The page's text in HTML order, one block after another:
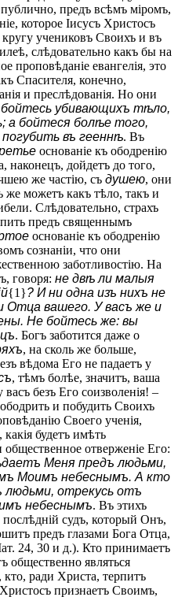
предъ всѣмъ міромъ,
которое Іисусъ Христосъ
учениковъ Своихъ и въ
слѣдовательно какъ бы на
проповѣданіе евангелія, это
Спасителя, конечно,
и преслѣдованія. Но они
бойтесь убивающихъ тѣло,
а бойтеся болѣе того,
въ гееннѣ. Въ
основаніе къ ободренію
наконецъ, дойдетъ до того,
же частію, съ душею, они
же можетъ какъ тѣло, такъ и
Слѣдовательно, страхъ
предъ священнымъ
основаніе къ ободренію
сознаніи, что они
заботливостію. На
говоря: не двѣ ли малыя
{1}? И ни одна изъ нихъ не
Отца вашего. У васъ же и
Не бойтесь же: вы
. Богъ заботится даже о
, на сколь же больше,
вѣдома Его не падаетъ у
, тѣмъ болѣе, значитъ, ваша
безъ Его соизволенія! –
и побудить Своихъ
Своего ученія,
, какія будетъ имѣть
отверженіе Его:
Меня предъ людьми,
Моимъ небеснымъ. А кто
отрекусь отъ
небеснымъ. Въ этихъ
послѣдній судъ, который Онъ,
предъ глазами Бога Отца,
24, 30 и д.). Кто принимаетъ
общественно являться
ради Христа, терпитъ
признаетъ Своимъ,